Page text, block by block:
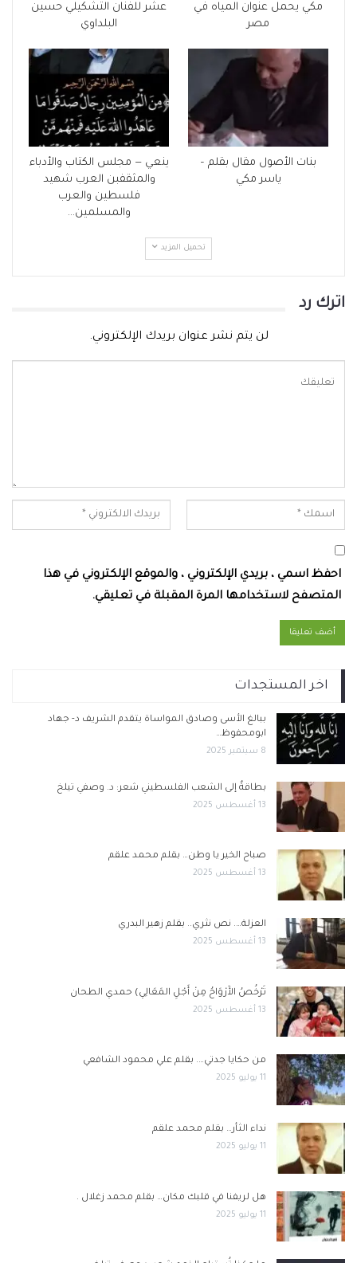
مكي يحمل عنوان المياه في
مصر
عشر للفنان التشكيلي حسين
البلداوي
بنات الأصول مقال بقلم –
ياسر مكي
ينعي — مجلس الكتاب والأدباء
والمثقفبن العرب شهيد
فلسطين والعرب
والمسلمين…
تحميل المزيد
اترك رد
لن يتم نشر عنوان بريدك الإلكتروني.
احفظ اسمي ، بريدي الإلكتروني ، والموقع الإلكتروني في هذا
المتصفح لاستخدامها المرة المقبلة في تعليقي.
اخر المستجدات
ببالغ الأسى وصادق المواساة يتقدم الشريف د- جهاد
ابومحفوظ…
8 سبتمبر 2025
بطاقةٌ إلى الشعب الفلسطيني شعر: د. وصفي تيلخ
13 أغسطس 2025
صباح الخير يا وطن… بقلم محمد علقم
13 أغسطس 2025
العزلة…. نص نثري.. بقلم زهير البدري
13 أغسطس 2025
تَرْخُصُ الأَرْوَاحُ مِنْ أَجْلِ المَعَالِي) حمدي الطحان
13 أغسطس 2025
من حكايا جدتي…. بقلم علي محمود الشافعي
11 يوليو 2025
نداء الثأر… بقلم محمد علقم
11 يوليو 2025
هل لريفنا في قلبك مكان… بقلم محمد زغلال .
11 يوليو 2025